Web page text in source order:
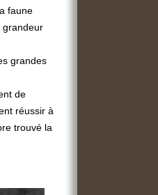
faune
grandeur
grandes
de
réussir à
trouvé la